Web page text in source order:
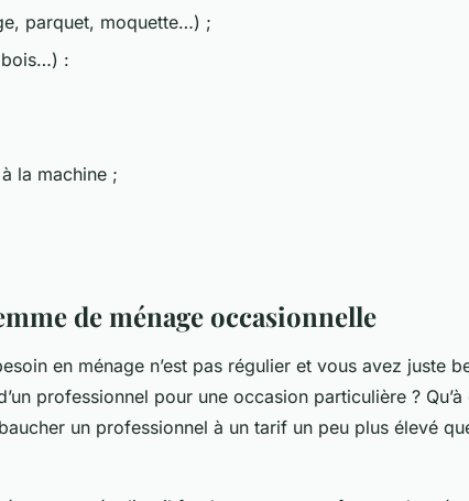
parquet, moquette…) ;
bois…) :
la machine ;
de ménage occasionnelle
en ménage n’est pas régulier et vous avez juste
professionnel pour une occasion particulière ? Qu’à
un professionnel à un tarif un peu plus élevé